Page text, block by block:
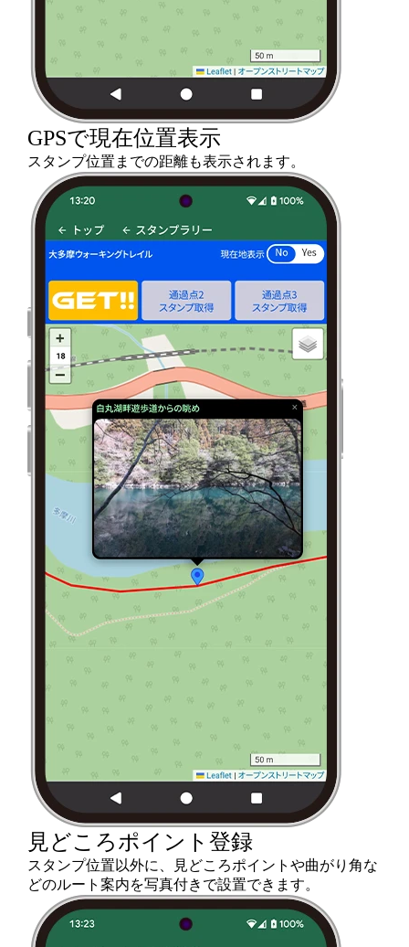
GPSで現在位置表示
スタンプ位置までの距離も表示されます。
見どころポイント登録
スタンプ位置以外に、見どころポイントや曲がり角な
どのルート案内を写真付きで設置できます。